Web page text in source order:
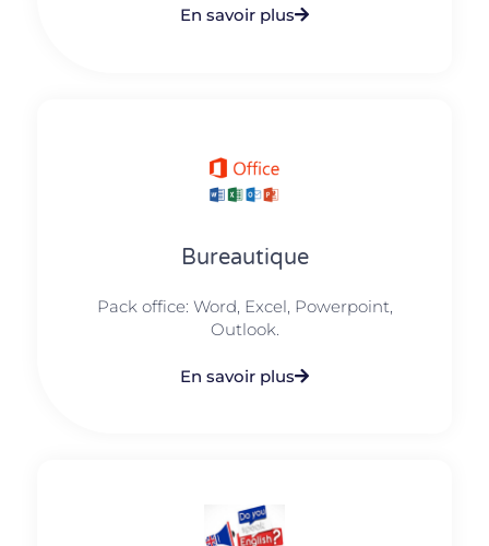
En savoir plus
Bureautique
Pack office: Word, Excel, Powerpoint,
Outlook.​
En savoir plus